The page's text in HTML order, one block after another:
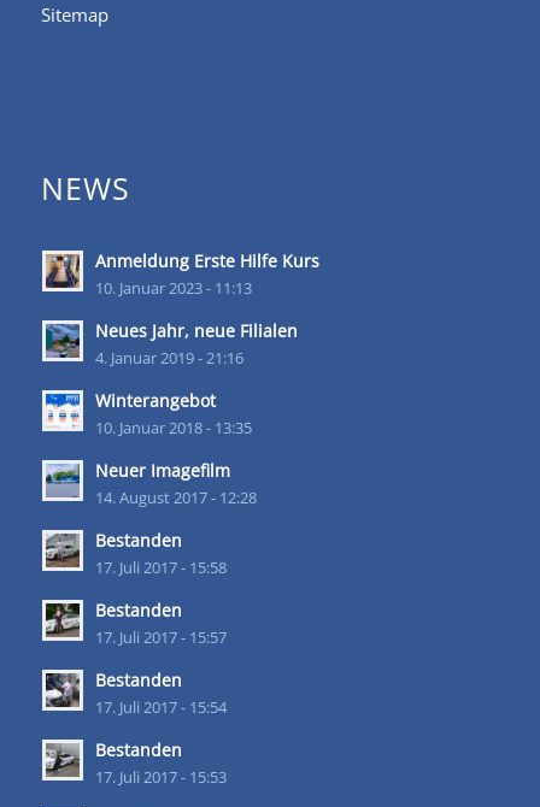
Sitemap
NEWS
Anmeldung Erste Hilfe Kurs
10. Januar 2023 - 11:13
Neues Jahr, neue Filialen
4. Januar 2019 - 21:16
Winterangebot
10. Januar 2018 - 13:35
Neuer Imagefilm
14. August 2017 - 12:28
Bestanden
17. Juli 2017 - 15:58
Bestanden
17. Juli 2017 - 15:57
Bestanden
17. Juli 2017 - 15:54
Bestanden
17. Juli 2017 - 15:53